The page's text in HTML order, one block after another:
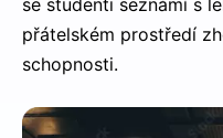
přátelském prostředí
schopnosti.